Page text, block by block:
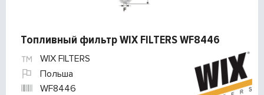
Топливный фильтр WIX FILTERS WF8446
WIX FILTERS
Польша
WF8446